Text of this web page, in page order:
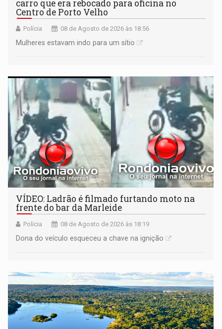
carro que era rebocado para oficina no
Centro de Porto Velho
Polícia 08 de Agosto de 2026 às 18:56
Mulheres estavam indo para um sítio
VÍDEO: Ladrão é filmado furtando moto na
frente do bar da Marleide
Polícia 08 de Agosto de 2026 às 18:19
Dona do veículo esqueceu a chave na ignição